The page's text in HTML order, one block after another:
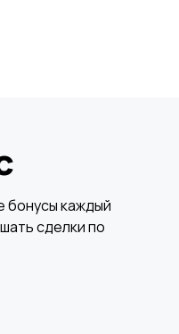
бонусы каждый
сделки по